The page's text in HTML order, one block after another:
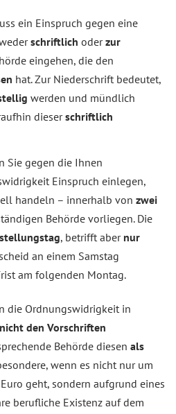
ein Einspruch gegen eine
schriftlich oderzur
eingehen, die den
hat. Zur Niederschrift bedeutet,
werden und mündlich
dieserschriftlich
Sie gegen die Ihnen
Einspruch einlegen,
handeln – innerhalb von zwei
Behörde vorliegen. Die
, betrifft aber nur
an einem Samstag
am folgenden Montag.
die Ordnungswidrigkeit in
nicht den Vorschriften
Behörde diesen als
wenn es nicht nur um
geht, sondern aufgrund eines
berufliche Existenz auf dem